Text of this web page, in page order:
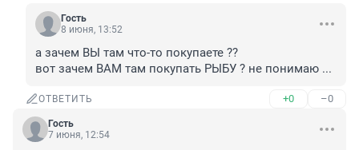
Гость
8 июня, 13:52
а зачем ВЫ там что-то покупаете ??
вот зачем ВАМ там покупать РЫБУ ? не понимаю ...
ОТВЕТИТЬ +0 –0
Гость
7 июня, 12:54